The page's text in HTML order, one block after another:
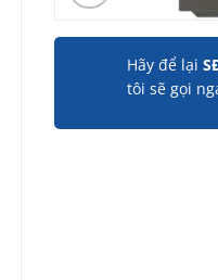
Hãy để lại
tôi sẽ gọi